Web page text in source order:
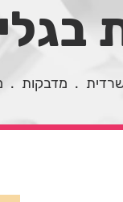
. מדבקות .